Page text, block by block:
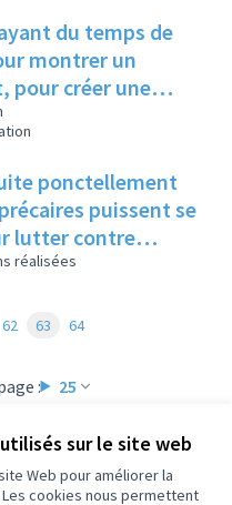
sur le site web
Web pour améliorer la
cookies nous permettent
du temps de
montrer un
pour créer une
à différentes
ponctellement
puissent se
lutter contre
réalisées
: 25
62 63 64